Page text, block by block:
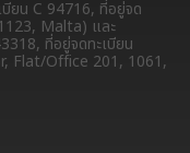
ยน C 94716, ที่อยู่จด
Malta) และ
ที่อยู่จดทะเบียน
Flat/Office 201, 1061,